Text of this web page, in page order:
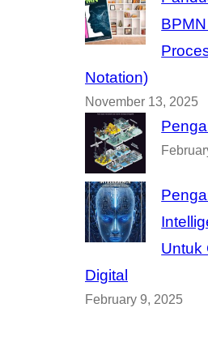
Notation)
November 13, 2025
Untuk
Digital
February 9, 2025